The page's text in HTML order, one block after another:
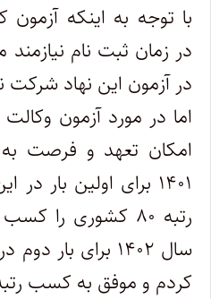
با توجه به اینکه
در زمان ثبت نام
در آزمون این نهاد شرکت
اما در مورد آزمون
امکان تعهد و فرصت به
۱۴۰۱ برای اولین
رتبه ۸۰ کشوری را
سال ۱۴۰۲ برای
کردم و موفق به کسب رتبه ۲ کشوری